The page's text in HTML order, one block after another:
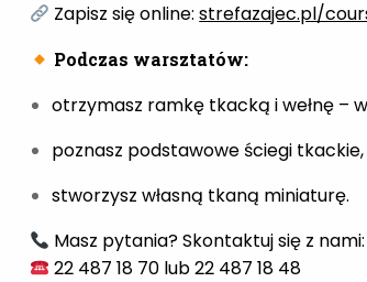
Zapisz się online:strefazajec.pl/
Podczas warsztatów:
otrzymasz ramkę tkacką i wełnę –
poznasz podstawowe ściegi tkackie,
stworzysz własną tkaną miniaturę.
Masz pytania? Skontaktuj się z nami:
22 487 18 70 lub 22 487 18 48